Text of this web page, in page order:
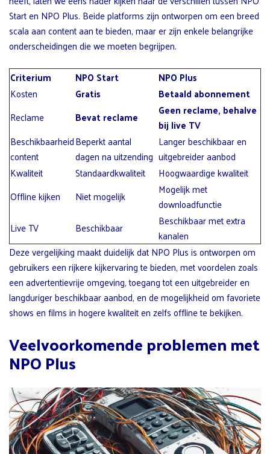
Start en NPO Plus. Beide platforms zijn ontworpen om een breed
scala aan content aan te bieden, maar er zijn enkele belangrijke
onderscheidingen die we moeten begrijpen.
Criterium
NPO Start
NPO Plus
Kosten
Gratis
Betaald abonnement
Reclame
Bevat reclame
Geen reclame, behalve
bij live TV
Beschikbaarheid
content
Beperkt aantal
dagen na uitzending
Langer beschikbaar en
uitgebreider aanbod
Kwaliteit
Standaardkwaliteit
Hoogwaardige kwaliteit
Offline kijken
Niet mogelijk
Mogelijk met
downloadfunctie
Live TV
Beschikbaar
Beschikbaar met extra
kanalen
Deze vergelijking maakt duidelijk dat NPO Plus is ontworpen om
gebruikers een rijkere kijkervaring te bieden, met voordelen zoals
een advertentievrije omgeving, toegang tot een uitgebreider en
langduriger beschikbaar aanbod, en de mogelijkheid om favoriete
shows en films in hogere kwaliteit en zelfs offline te bekijken.
Veelvoorkomende problemen met
NPO Plus